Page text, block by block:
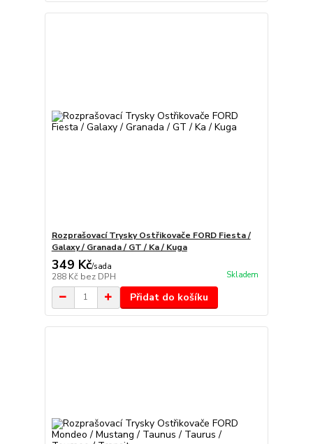
Rozprašovací Trysky Ostřikovače FORD Fiesta /
Galaxy / Granada / GT / Ka / Kuga
349 Kč/sada
288 Kč bez DPH Skladem
Přidat do košíku